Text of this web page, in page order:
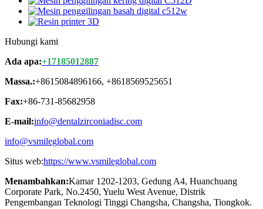
Hubungi kami
Ada apa:+17185012887
Massa.:+8615084896166, +8618569525651
Fax:+86-731-85682958
E-mail:info@dentalzirconiadisc.com
info@vsmileglobal.com
Situs web:https://www.vsmileglobal.com
Menambahkan:Kamar 1202-1203, Gedung A4, Huanchuang
Corporate Park, No.2450, Yuelu West Avenue, Distrik
Pengembangan Teknologi Tinggi Changsha, Changsha, Tiongkok.